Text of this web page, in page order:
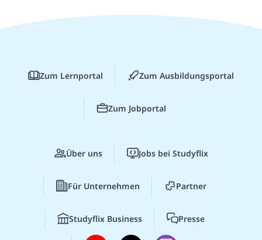
Zum Lernportal Zum Ausbildungsportal
Zum Jobportal
Über uns Jobs bei Studyflix
Für Unternehmen Partner
Studyflix Business Presse